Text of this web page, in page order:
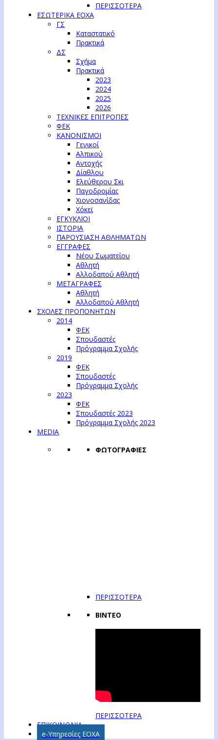
ΠΕΡΙΣΣΟΤΕΡΑ
ΕΣΩΤΕΡΙΚΑ ΕΟΧΑ
ΓΣ
Καταστατικό
Πρακτικά
ΔΣ
Σχήμα
Πρακτικά
2023
2024
2025
2026
ΤΕΧΝΙΚΕΣ ΕΠΙΤΡΟΠΕΣ
ΦΕΚ
ΚΑΝΟΝΙΣΜΟΙ
Γενικοί
Αλπικού
Αντοχής
Δίαθλου
Ελεύθερου Σκι
Παγοδρομίας
Χιονοσανίδας
Χόκεϊ
ΕΓΚΥΚΛΙΟΙ
ΙΣΤΟΡΙΑ
ΠΑΡΟΥΣΙΑΣΗ ΑΘΛΗΜΑΤΩΝ
ΕΓΓΡΑΦΕΣ
Νέου Σωματείου
Αθλητή
Αλλοδαπού Αθλητή
ΜΕΤΑΓΡΑΦΕΣ
Αθλητή
Αλλοδαπού Αθλητή
ΣΧΟΛΕΣ ΠΡΟΠΟΝΗΤΩΝ
2014
ΦΕΚ
Σπουδαστές
Πρόγραμμα Σχολής
2019
ΦΕΚ
Σπουδαστές
Πρόγραμμα Σχολής
2023
ΦΕΚ
Σπουδαστές 2023
Πρόγραμμα Σχολής 2023
MEDIA
ΦΩΤΟΓΡΑΦΙΕΣ
ΠΕΡΙΣΣΟΤΕΡΑ
ΒΙΝΤΕΟ
ΠΕΡΙΣΣΟΤΕΡΑ
ΕΠΙΚΟΙΝΩΝΙΑ
e-Υπηρεσίες ΕΟΧΑ